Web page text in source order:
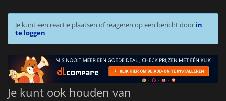
Je kunt een reactie plaatsen of reageren op een bericht door in
te loggen
Je kunt ook houden van